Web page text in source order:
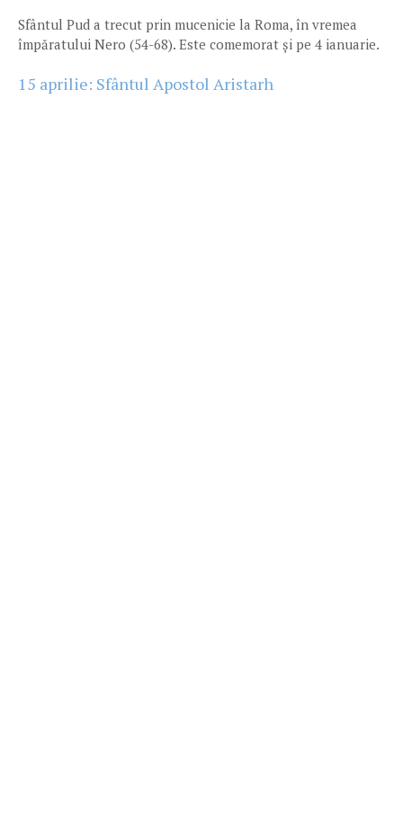
Sfântul Pud a trecut prin mucenicie la Roma, în vremea
împăratului Nero (54-68). Este comemorat și pe 4 ianuarie.
15 aprilie: Sfântul Apostol Aristarh